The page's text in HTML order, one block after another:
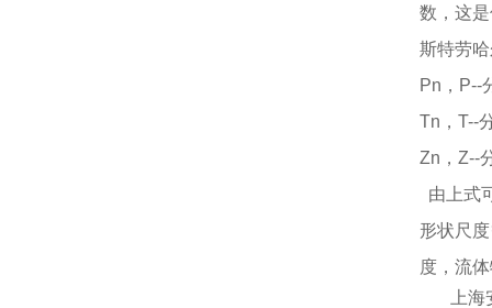
数，这
斯特劳
Pn，P--
Tn，T--
Zn，Z--
由上式
形状尺
度，流
上